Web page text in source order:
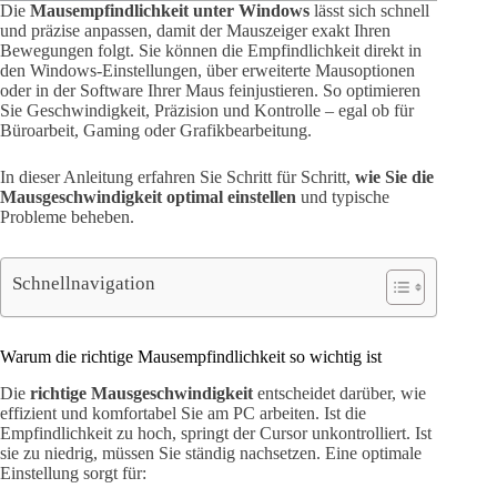
Die Mausempfindlichkeit unter Windows lässt sich schnell
und präzise anpassen, damit der Mauszeiger exakt Ihren
Bewegungen folgt. Sie können die Empfindlichkeit direkt in
den Windows-Einstellungen, über erweiterte Mausoptionen
oder in der Software Ihrer Maus feinjustieren. So optimieren
Sie Geschwindigkeit, Präzision und Kontrolle – egal ob für
Büroarbeit, Gaming oder Grafikbearbeitung.
In dieser Anleitung erfahren Sie Schritt für Schritt, wie Sie die
Mausgeschwindigkeit optimal einstellen und typische
Probleme beheben.
Schnellnavigation
Warum die richtige Mausempfindlichkeit so wichtig ist
Die richtige Mausgeschwindigkeit entscheidet darüber, wie
effizient und komfortabel Sie am PC arbeiten. Ist die
Empfindlichkeit zu hoch, springt der Cursor unkontrolliert. Ist
sie zu niedrig, müssen Sie ständig nachsetzen. Eine optimale
Einstellung sorgt für: